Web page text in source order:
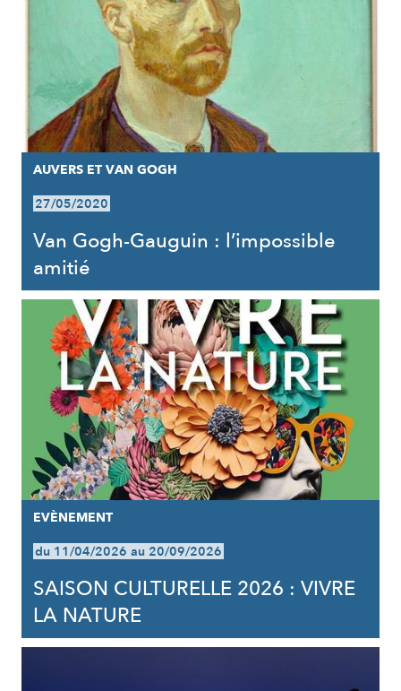
AUVERS ET VAN GOGH
27/05/2020
Van Gogh-Gauguin : l’impossible
amitié
EVÈNEMENT
du 11/04/2026 au 20/09/2026
SAISON CULTURELLE 2026 : VIVRE
LA NATURE